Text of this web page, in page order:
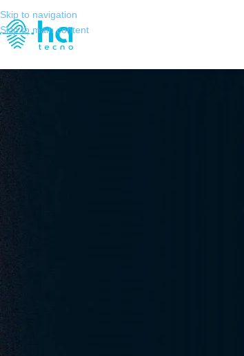
Skip to navigation
Skip to main content
E‑commerce:
E‑commerce: Biometria
Cadastro